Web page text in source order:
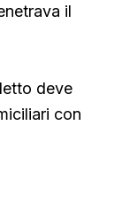
il
deve
con